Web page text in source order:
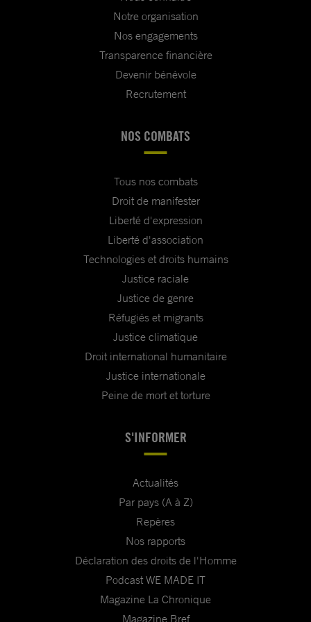
— exercer sa compétence universelle et sa
juridiction extraterritoriale en ce qui concerne
les crimes relevant du droit international et les
autres violations graves des droits humains
imputables aux autorités iraniennes, y compris
les cas de viols et autres formes de violences
leur territoire. Il s’agit notamment d’ouvrir des
enquêtes pénales dotées de ressources
suffisantes afin de faire éclater la vérité,
d’identifier les responsables présumés, y
compris les commandants et supérieurs
hiérarchiques, et de délivrer des mandats
d’arrêt internationaux dès lors qu’il existe
suffisamment d’éléments recevables. Les États
doivent également contribuer à l’octroi de
réparations aux victimes ; et
— Veiller à ce que les personnes iraniennes
réfugiées ou demandeuses d’asile, qui ont été
victimes de torture et d’autres formes de
Nous exhortons également la France à appeler
les autorités iraniennes à :
— Condamner publiquement tous les cas de
viol et d’autres formes de violences sexuelles
commis par des membres des services de
Notre organisation
Nos engagements
Transparence financière
Devenir bénévole
Recrutement
NOS COMBATS
Tous nos combats
Droit de manifester
Liberté d'expression
Liberté d'association
Technologies et droits humains
Justice raciale
Justice de genre
Réfugiés et migrants
Justice climatique
Droit international humanitaire
Justice internationale
Peine de mort et torture
S'INFORMER
Actualités
Par pays (A à Z)
Repères
Nos rapports
Déclaration des droits de l'Homme
Podcast WE MADE IT
Magazine La Chronique
Magazine Bref